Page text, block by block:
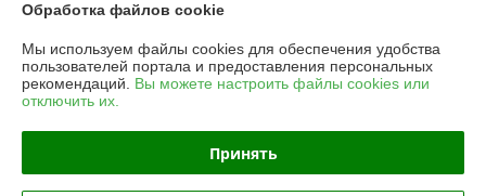
Информация для покупателя
Юридическое лицо: Частное унитарное предприятие «Рапидита»
220140, г. Минск, ул. Лещинского, 14А, пом. 342
Обработка файлов cookie
Мы используем файлы cookies для обеспечения удобства
пользователей портала и предоставления персональных
рекомендаций. Вы можете настроить файлы cookies или
отключить их.
Принять